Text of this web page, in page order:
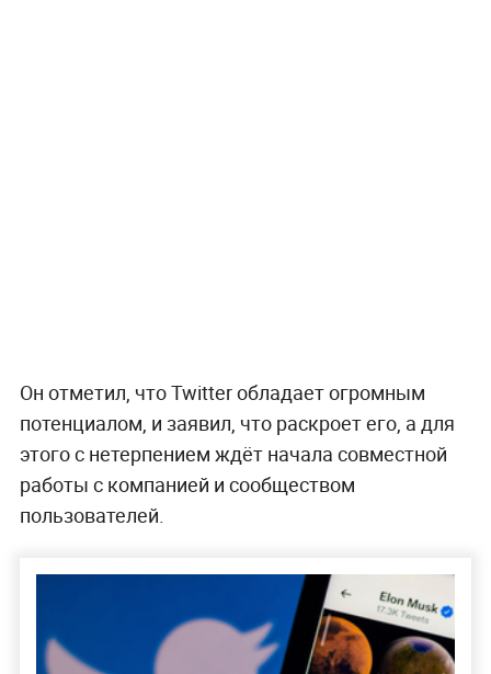
Он отметил, что Twitter обладает огромным
потенциалом, и заявил, что раскроет его, а для
этого с нетерпением ждёт начала совместной
работы с компанией и сообществом
пользователей.